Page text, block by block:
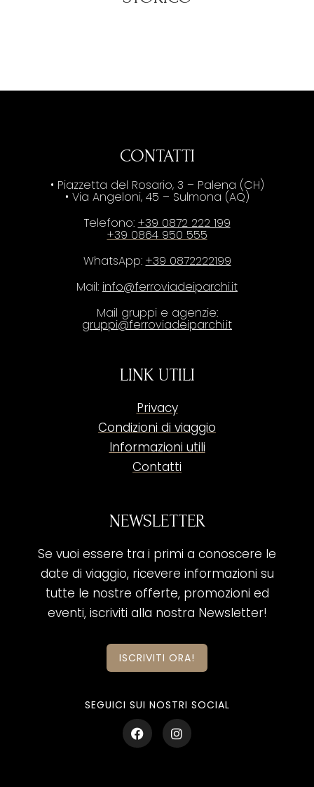
CONTATTI
• Piazzetta del Rosario, 3 – Palena (CH)
• Via Angeloni, 45 – Sulmona (AQ)
Telefono: +39 0872 222 199
+39 0864 950 555
WhatsApp: +39 0872222199
Mail: info@ferroviadeiparchi.it
Mail gruppi e agenzie:
gruppi@ferroviadeiparchi.it
LINK UTILI
Privacy
Condizioni di viaggio
Informazioni utili
Contatti
NEWSLETTER
Se vuoi essere tra i primi a conoscere le
date di viaggio, ricevere informazioni su
tutte le nostre offerte, promozioni ed
eventi, iscriviti alla nostra Newsletter!
ISCRIVITI ORA!
SEGUICI SUI NOSTRI SOCIAL